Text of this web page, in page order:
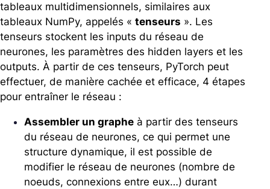
tableaux multidimensionnels, similaires aux
tableaux NumPy, appelés « tenseurs ». Les
tenseurs stockent les inputs du réseau de
neurones, les paramètres des hidden layers et les
outputs. À partir de ces tenseurs, PyTorch peut
effectuer, de manière cachée et efficace, 4 étapes
pour entraîner le réseau :
Assembler un graphe à partir des tenseurs
du réseau de neurones, ce qui permet une
structure dynamique, il est possible de
modifier le réseau de neurones (nombre de
noeuds, connexions entre eux…) durant